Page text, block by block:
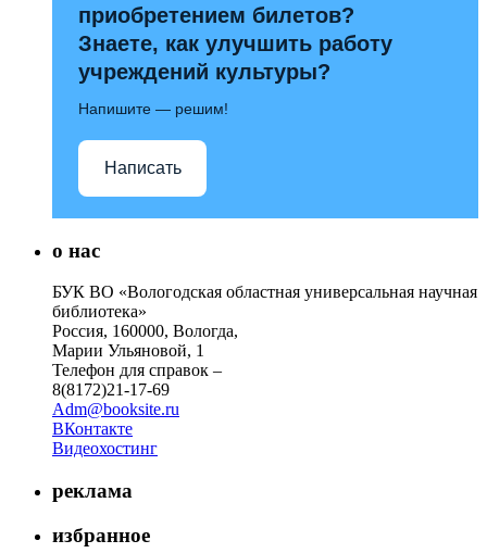
приобретением билетов?
Знаете, как улучшить работу
учреждений культуры?
Напишите — решим!
Написать
о нас
БУК ВО «Вологодская областная универсальная научная
библиотека»
Россия, 160000, Вологда,
Марии Ульяновой, 1
Телефон для справок –
8(8172)21-17-69
Adm@booksite.ru
ВКонтакте
Видеохостинг
реклама
избранное